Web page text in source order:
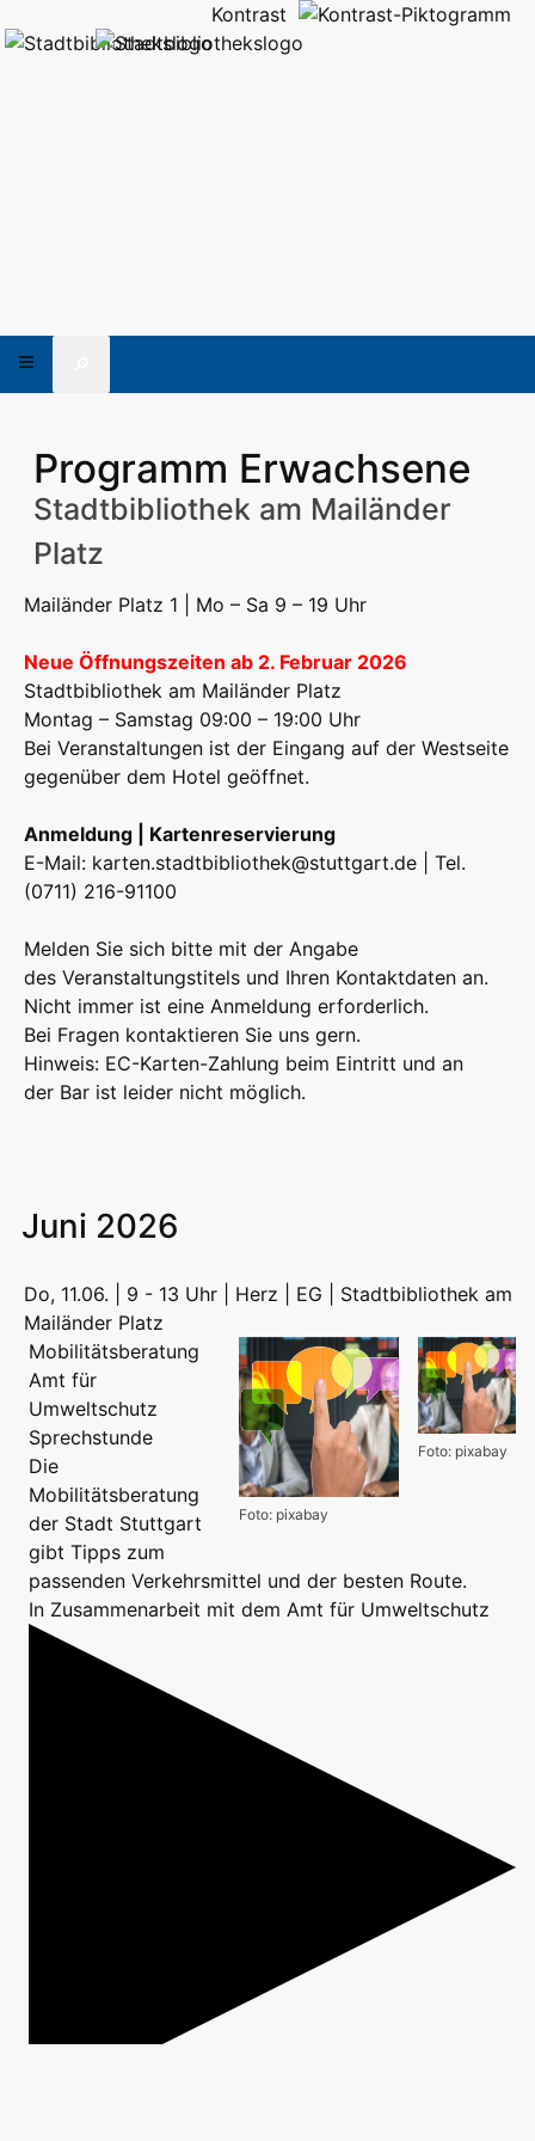
Kontrast
Programm Erwachsene
Stadtbibliothek am Mailänder
Platz
Mailänder Platz 1 | Mo – Sa 9 – 19 Uhr
Neue Öffnungszeiten ab 2. Februar 2026
Stadtbibliothek am Mailänder Platz
Montag – Samstag 09:00 – 19:00 Uhr
Bei Veranstaltungen ist der Eingang auf der Westseite
gegenüber dem Hotel geöffnet.
Anmeldung | Kartenreservierung
E-Mail: karten.stadtbibliothek@stuttgart.de | Tel.
(0711) 216-91100
Melden Sie sich bitte mit der Angabe
des Veranstaltungstitels und Ihren Kontaktdaten an.
Nicht immer ist eine Anmeldung erforderlich.
Bei Fragen kontaktieren Sie uns gern.
Hinweis: EC-Karten-Zahlung beim Eintritt und an
der Bar ist leider nicht möglich.
Juni 2026
Do, 11.06. | 9 - 13 Uhr | Herz | EG | Stadtbibliothek am
Mailänder Platz
Foto: pixabay
Foto: pixabay
Mobilitätsberatung
Amt für
Umweltschutz
Sprechstunde
Die
Mobilitätsberatung
der Stadt Stuttgart
gibt Tipps zum
passenden Verkehrsmittel und der besten Route.
In Zusammenarbeit mit dem Amt für Umweltschutz